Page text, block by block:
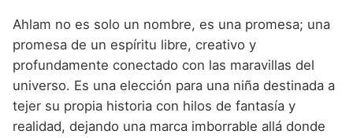
Ahlam no es solo un nombre, es una promesa; una
promesa de un espíritu libre, creativo y
profundamente conectado con las maravillas del
universo. Es una elección para una niña destinada a
tejer su propia historia con hilos de fantasía y
realidad, dejando una marca imborrable allá donde